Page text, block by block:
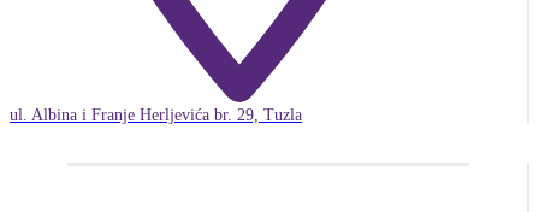
ul. Albina i Franje Herljevića br. 29, Tuzla